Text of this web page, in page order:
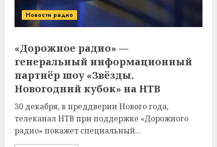
Новости радио
«Дорожное радио» —
генеральный информационный
партнёр шоу «Звёзды.
Новогодний кубок» на НТВ
30 декабря, в преддверии Нового года,
телеканал НТВ при поддержке «Дорожного
радио» покажет специальный...